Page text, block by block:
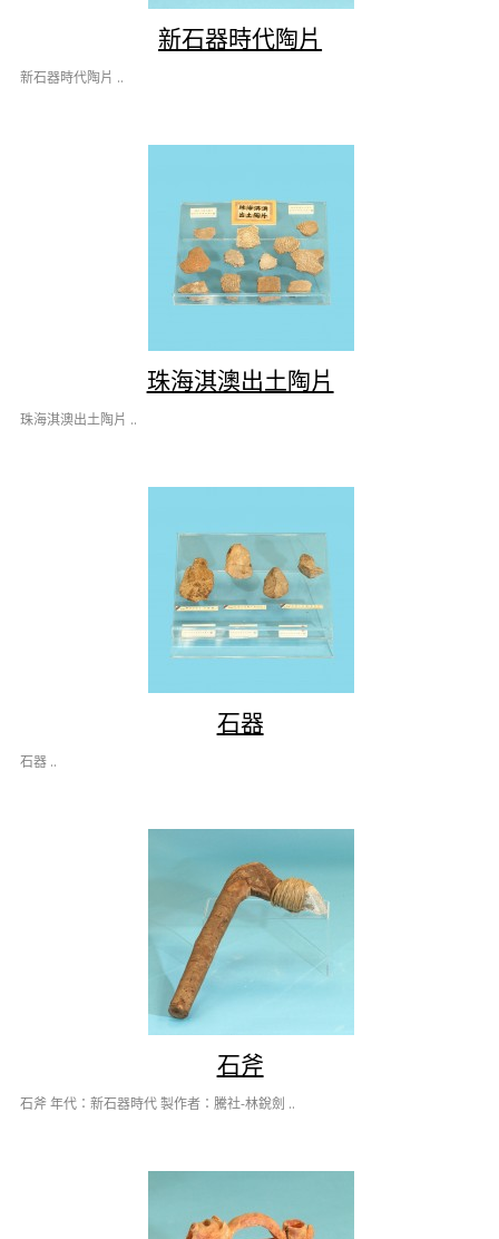
新石器時代陶片
新石器時代陶片 ..
珠海淇澳出土陶片
珠海淇澳出土陶片 ..
石器
石器 ..
石斧
石斧 年代：新石器時代 製作者：騰社-林銳劍 ..